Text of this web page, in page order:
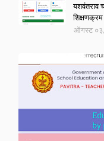
यशवंतराव
ऑगस्ट